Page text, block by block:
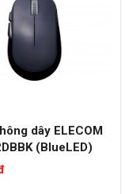
dây ELECOM
(BlueLED)